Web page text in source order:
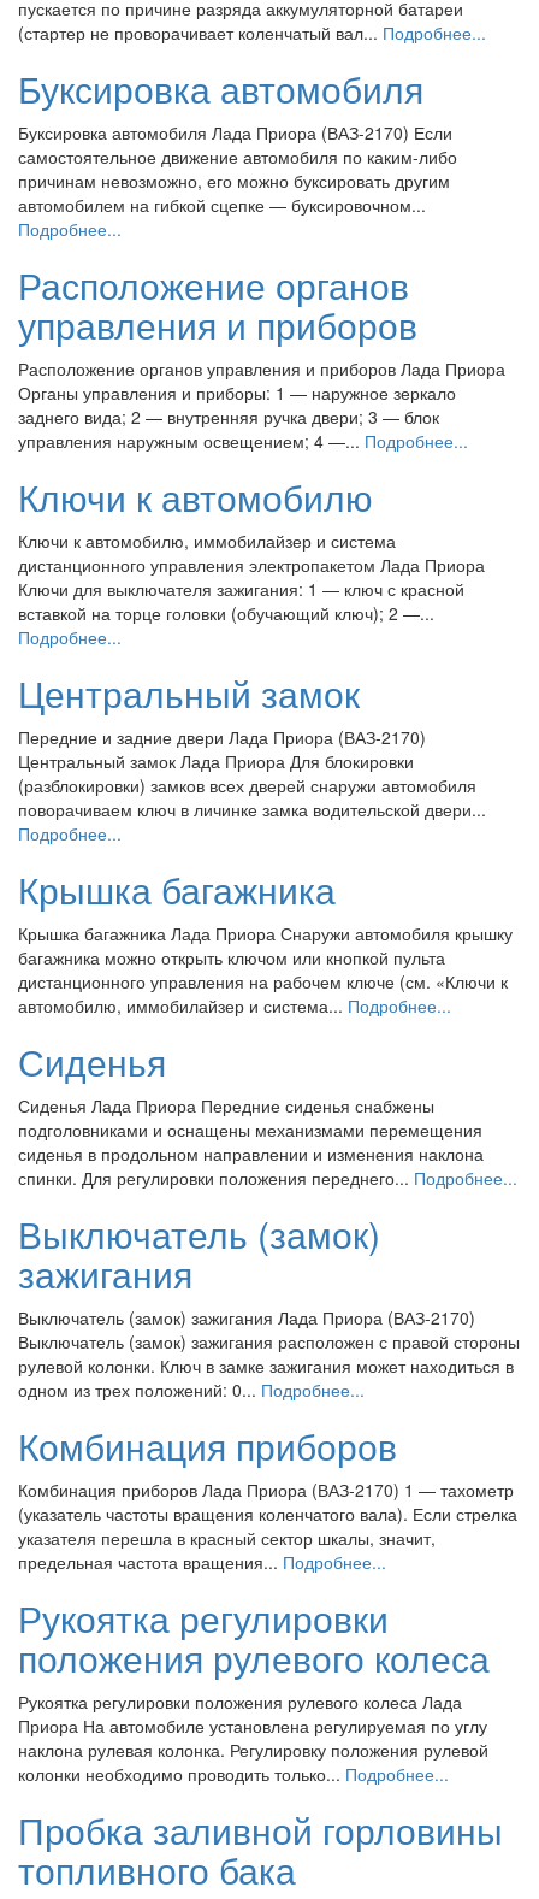
пускается по причине разряда аккумуляторной батареи
(стартер не проворачивает коленчатый вал... Подробнее...
Буксировка автомобиля
Буксировка автомобиля Лада Приора (ВАЗ-2170) Если
самостоятельное движение автомобиля по каким-либо
причинам невозможно, его можно буксировать другим
автомобилем на гибкой сцепке — буксировочном...
Подробнее...
Расположение органов
управления и приборов
Расположение органов управления и приборов Лада Приора
Органы управления и приборы: 1 — наружное зеркало
заднего вида; 2 — внутренняя ручка двери; 3 — блок
управления наружным освещением; 4 —... Подробнее...
Ключи к автомобилю
Ключи к автомобилю, иммобилайзер и система
дистанционного управления электропакетом Лада Приора
Ключи для выключателя зажигания: 1 — ключ с красной
вставкой на торце головки (обучающий ключ); 2 —...
Подробнее...
Центральный замок
Передние и задние двери Лада Приора (ВАЗ-2170)
Центральный замок Лада Приора Для блокировки
(разблокировки) замков всех дверей снаружи автомобиля
поворачиваем ключ в личинке замка водительской двери...
Подробнее...
Крышка багажника
Крышка багажника Лада Приора Снаружи автомобиля крышку
багажника можно открыть ключом или кнопкой пульта
дистанционного управления на рабочем ключе (см. «Ключи к
автомобилю, иммобилайзер и система... Подробнее...
Сиденья
Сиденья Лада Приора Передние сиденья снабжены
подголовниками и оснащены механизмами перемещения
сиденья в продольном направлении и изменения наклона
спинки. Для регулировки положения переднего... Подробнее...
Выключатель (замок)
зажигания
Выключатель (замок) зажигания Лада Приора (ВАЗ-2170)
Выключатель (замок) зажигания расположен с правой стороны
рулевой колонки. Ключ в замке зажигания может находиться в
одном из трех положений: 0... Подробнее...
Комбинация приборов
Комбинация приборов Лада Приора (ВАЗ-2170) 1 — тахометр
(указатель частоты вращения коленчатого вала). Если стрелка
указателя перешла в красный сектор шкалы, значит,
предельная частота вращения... Подробнее...
Рукоятка регулировки
положения рулевого колеса
Рукоятка регулировки положения рулевого колеса Лада
Приора На автомобиле установлена регулируемая по углу
наклона рулевая колонка. Регулировку положения рулевой
колонки необходимо проводить только... Подробнее...
Пробка заливной горловины
топливного бака